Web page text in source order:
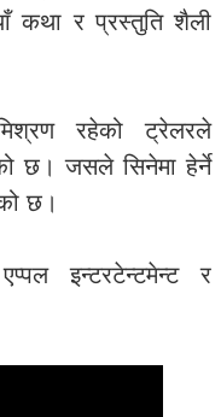
कथा र प्रस्तुति शैली
रहेको ट्रेलरले
छ। जसले सिनेमा हेर्ने
छ।
इन्टरटेन्टमेन्ट र